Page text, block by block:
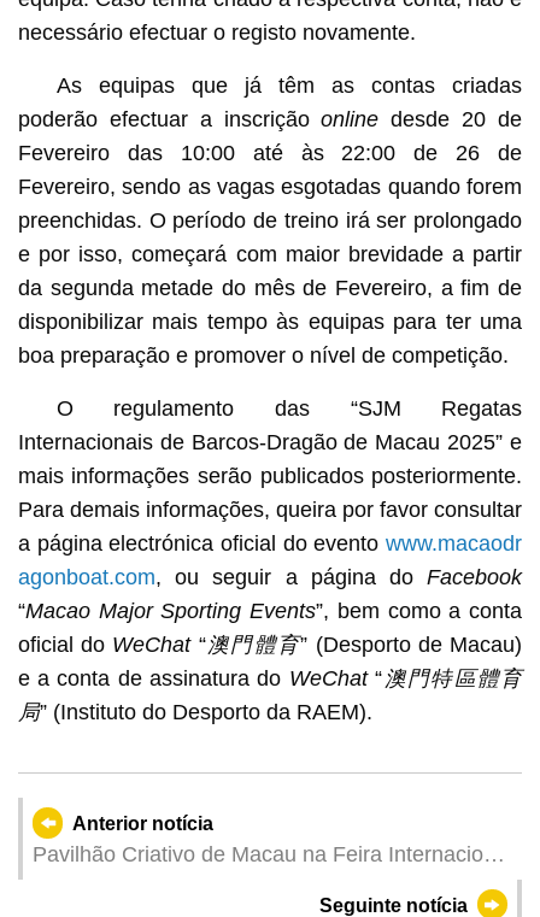
necessário efectuar o registo novamente.
As equipas que já têm as contas criadas
poderão efectuar a inscriçãoonline desde 20 de
Fevereiro das 10:00 até às 22:00 de 26 de
Fevereiro, sendo as vagas esgotadas quando forem
preenchidas. O período de treino irá ser prolongado
e por isso, começará com maior brevidade a partir
da segunda metade do mês de Fevereiro, a fim de
disponibilizar mais tempo às equipas para ter uma
boa preparação e promover o nível de competição.
O regulamento das “SJM Regatas
Internacionais de Barcos-Dragão de Macau 2025” e
mais informações serão publicados posteriormente.
Para demais informações, queira por favor consultar
a página electrónica oficial do eventowww.macaodr
agonboat.com, ou seguir a página doFacebook
“Macao Major Sporting Events”, bem como a conta
oficial do WeChat“澳門體育” (Desporto de Macau)
e a conta de assinatura do WeChat“ 澳門特區體育
局” (Instituto do Desporto da RAEM).
Anterior notícia
Pavilhão Criativo de Macau na Feira Internacional
Seguinte notícia